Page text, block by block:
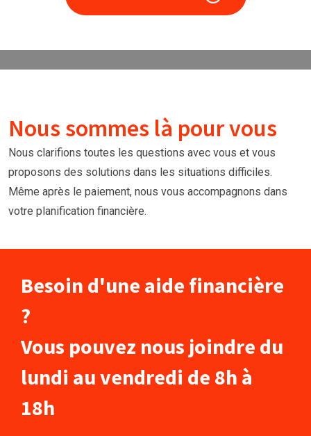
Nous sommes là pour vous
Nous clarifions toutes les questions avec vous et vous
proposons des solutions dans les situations difficiles.
Même après le paiement, nous vous accompagnons dans
votre planification financière.
Besoin d'une aide financière
?
Vous pouvez nous joindre du
lundi au vendredi de 8h à
18h